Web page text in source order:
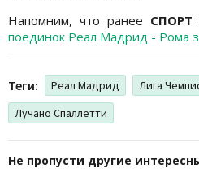
Напомним, что ранее СПОРТ
поединок Реал Мадрид - Рома
Теги: Реал Мадрид Лига
Лучано Спаллетти
Не пропусти другие